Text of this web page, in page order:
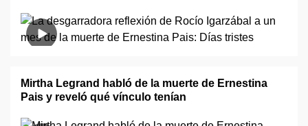
Mirtha Legrand habló de la muerte de Ernestina
Pais y reveló qué vínculo tenían